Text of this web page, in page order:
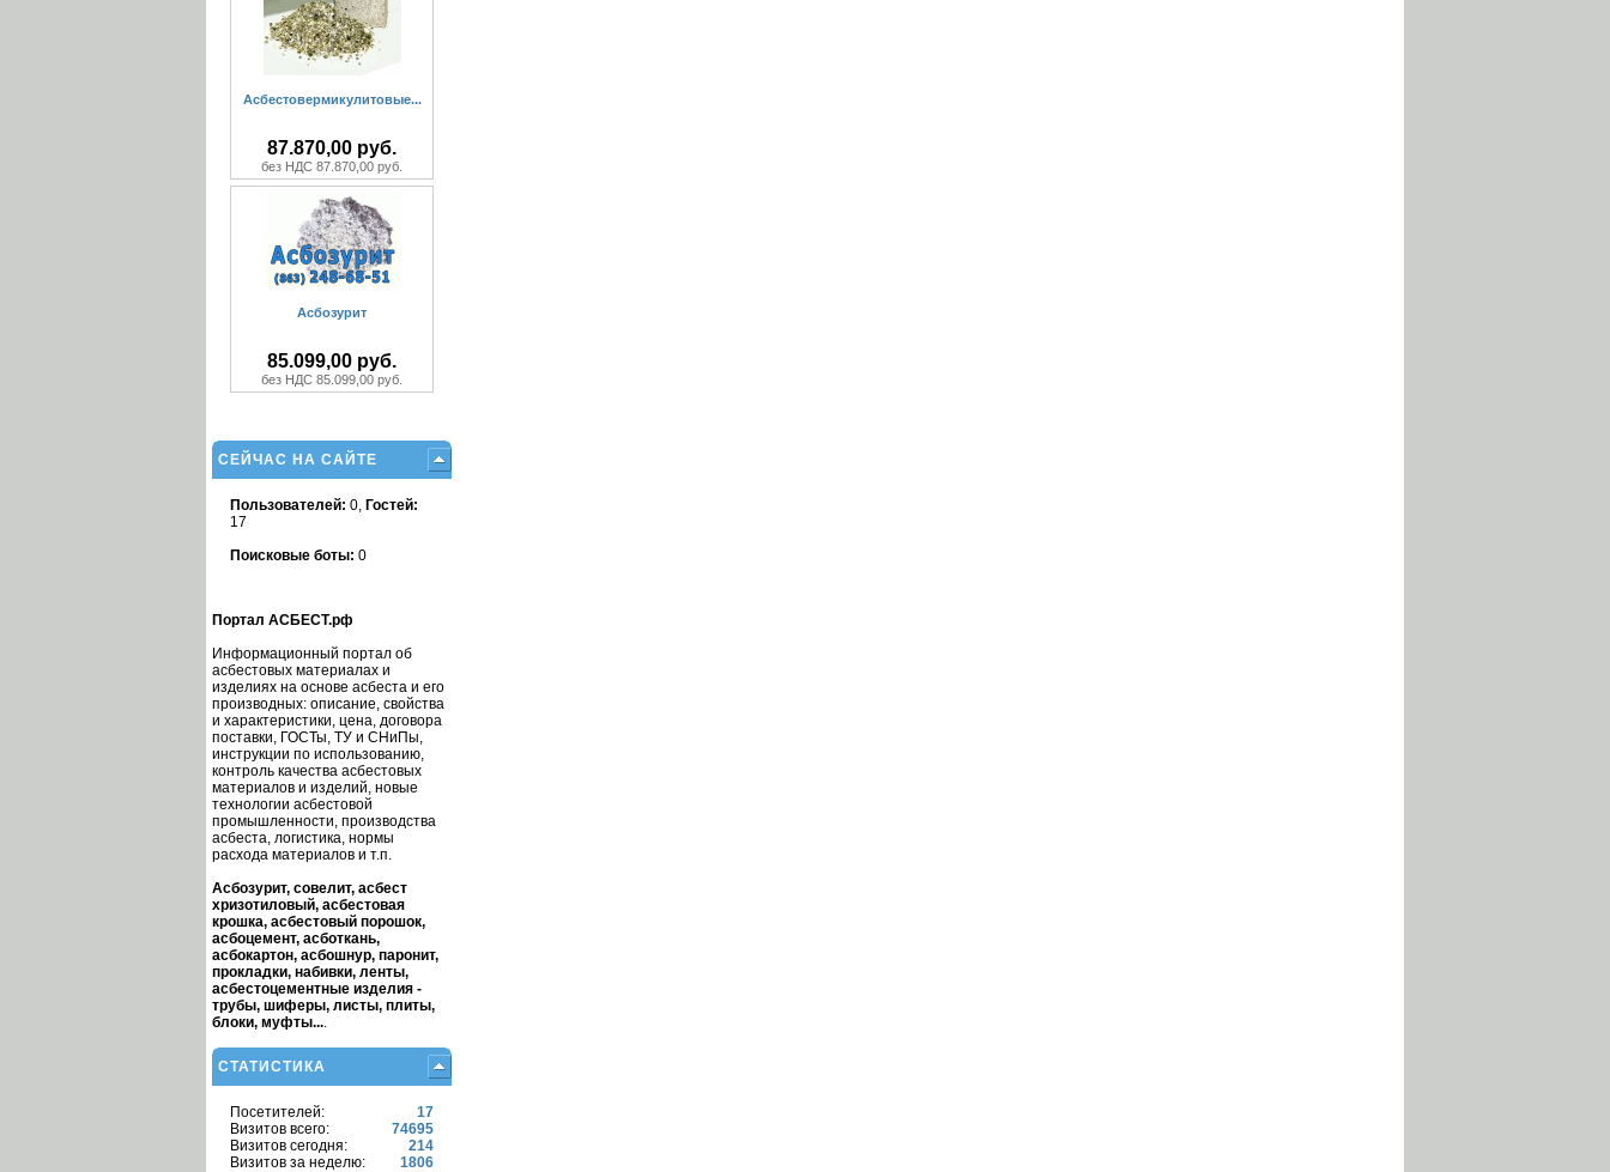
Асбестовермикулитовые...
87.870,00 руб.
без НДС 87.870,00 руб.
Асбозурит
85.099,00 руб.
без НДС 85.099,00 руб.
СЕЙЧАС НА САЙТЕ
Пользователей: 0, Гостей:
17
Поисковые боты: 0
Портал АСБЕСТ.рф
Информационный портал об
асбестовых материалах и
изделиях на основе асбеста и его
производных: описание, свойства
и характеристики, цена, договора
поставки, ГОСТы, ТУ и СНиПы,
инструкции по использованию,
контроль качества асбестовых
материалов и изделий, новые
технологии асбестовой
промышленности, производства
асбеста, логистика, нормы
расхода материалов и т.п.
Асбозурит, совелит, асбест
хризотиловый, асбестовая
крошка, асбестовый порошок,
асбоцемент, асботкань,
асбокартон, асбошнур, паронит,
прокладки, набивки, ленты,
асбестоцементные изделия -
трубы, шиферы, листы, плиты,
блоки, муфты....
СТАТИСТИКА
Посетителей:
17
Визитов всего:
74695
Визитов сегодня:
214
Визитов за неделю:
1806